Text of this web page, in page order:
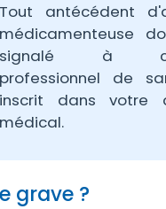
Tout antécédent
médicamenteuse
signalé à
professionnel de
inscrit dans votre
médical.
grave ?